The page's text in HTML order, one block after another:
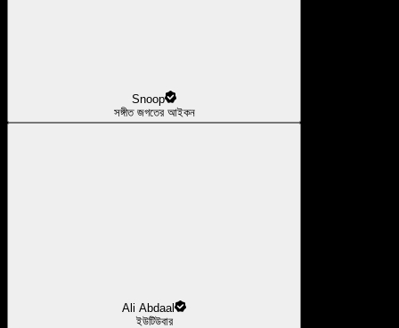
Snoop
সঙ্গীত জগতের আইকন
Ali Abdaal
ইউটিউবার